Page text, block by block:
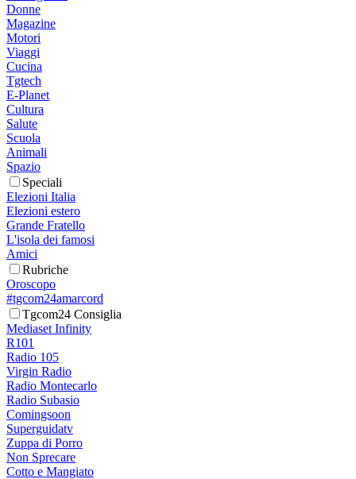
Donne
Magazine
Motori
Viaggi
Cucina
Tgtech
E-Planet
Cultura
Salute
Scuola
Animali
Spazio
Speciali
Elezioni Italia
Elezioni estero
Grande Fratello
L'isola dei famosi
Amici
Rubriche
Oroscopo
#tgcom24amarcord
Tgcom24 Consiglia
Mediaset Infinity
R101
Radio 105
Virgin Radio
Radio Montecarlo
Radio Subasio
Comingsoon
Superguidatv
Zuppa di Porro
Non Sprecare
Cotto e Mangiato